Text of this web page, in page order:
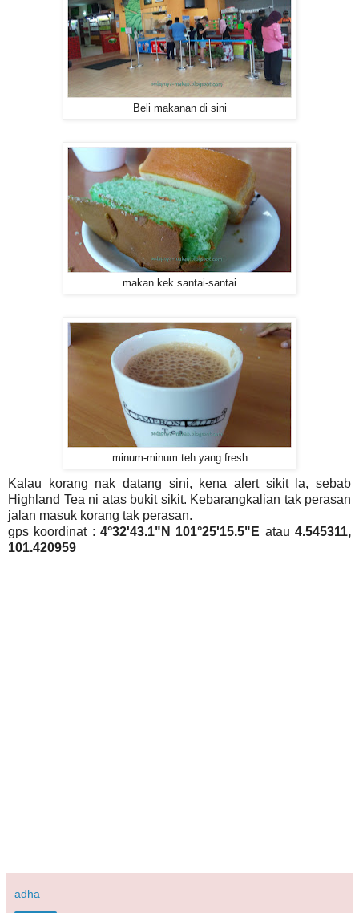
Beli makanan di sini
makan kek santai-santai
minum-minum teh yang fresh
Kalau korang nak datang sini, kena alert sikit la, sebab
Highland Tea ni atas bukit sikit. Kebarangkalian tak perasan
jalan masuk korang tak perasan.
gps koordinat : 4°32'43.1"N 101°25'15.5"E atau 4.545311,
101.420959
adha